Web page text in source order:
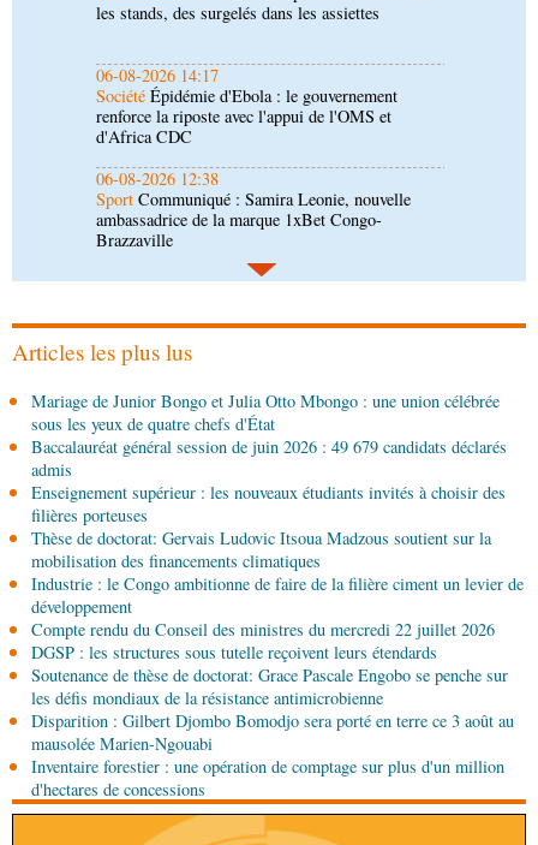
renforce la riposte avec l'appui de l'OMS et
06-08-2026 12:38
SportCommuniqué : Samira Leonie, nouvelle
ambassadrice de la marque 1xBet Congo-
Brazzaville
06-08-2026 09:30
PolitiqueAssemblée nationale: la Commission
Ecofin s’imprègne des réalités du CHU-B
06-08-2026 08:45
Pierre Oba jettent les bases d’une collaboration
fructueuse
Afrique-Monde Centrafrique : les sanctions de
l'ONU cachent la guerre silencieuse pour le
contrôle des ressources
05-08-2026 22:10
Économie
Noire pour la valorisation des produits forestiers
non ligneux
05-08-2026 17:32
Sport
05-08-2026 13:10
Art-Culture-Média 72e anniversaire de la
naissance du commandant Hugo Chávez :
l’ambassade du Venezuela au Congo célèbre
l'événement
Articles les plus lus
Mariage de Junior Bongo et Julia Otto Mbongo : une union célébrée
sous les yeux de quatre chefs d'État
Baccalauréat général session de juin 2026 : 49 679 candidats déclarés
admis
Enseignement supérieur : les nouveaux étudiants invités à choisir des
filières porteuses
Thèse de doctorat: Gervais Ludovic Itsoua Madzous soutient sur la
mobilisation des financements climatiques
Industrie : le Congo ambitionne de faire de la filière ciment un levier de
développement
Compte rendu du Conseil des ministres du mercredi 22 juillet 2026
DGSP : les structures sous tutelle reçoivent leurs étendards
Soutenance de thèse de doctorat: Grace Pascale Engobo se penche sur
les défis mondiaux de la résistance antimicrobienne
Disparition : Gilbert Djombo Bomodjo sera porté en terre ce 3 août au
mausolée Marien-Ngouabi
Inventaire forestier : une opération de comptage sur plus d'un million
d'hectares de concessions